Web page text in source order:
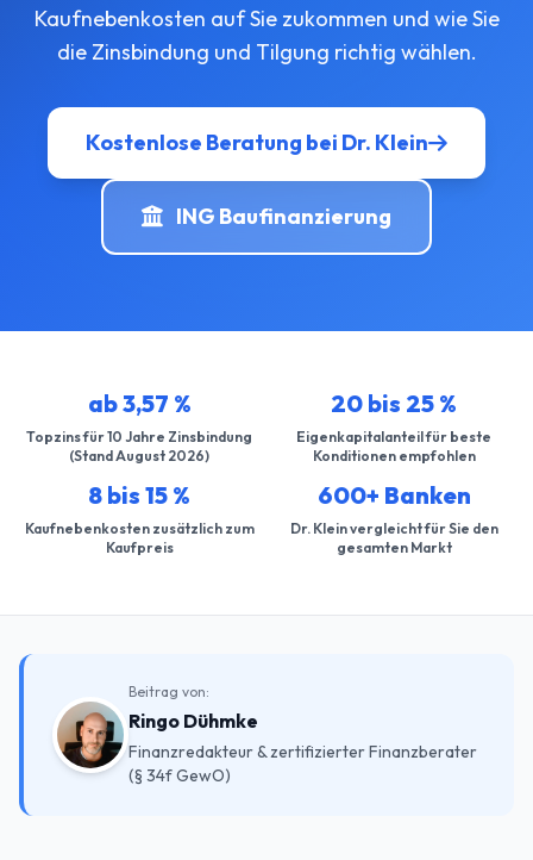
Kaufnebenkosten auf Sie zukommen und wie Sie
die Zinsbindung und Tilgung richtig wählen.
Kostenlose Beratung bei Dr. Klein
ING Baufinanzierung
ab 3,57 %
Topzins für 10 Jahre Zinsbindung
(Stand August 2026)
20 bis 25 %
Eigenkapitalanteil für beste
Konditionen empfohlen
8 bis 15 %
Kaufnebenkosten zusätzlich zum
Kaufpreis
600+ Banken
Dr. Klein vergleicht für Sie den
gesamten Markt
Beitrag von:
Ringo Dühmke
Finanzredakteur & zertifizierter Finanzberater
(§ 34f GewO)